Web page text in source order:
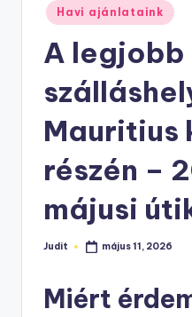
Posted
in
Havi ajánlataink
A legjobb
Mauritius
részén –
májusi
Posted
Judit május 11, 2026
Miért